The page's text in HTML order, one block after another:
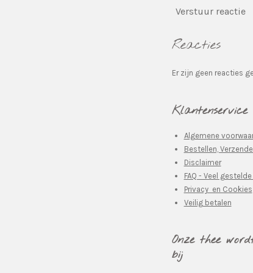
Verstuur reactie
Reacties
Er zijn geen reacties
Klantenservice
Algemene
Bestellen,
Disclaimer
FAQ - Veel
Privacy en Cookies
Veilig betalen
Onze thee
bij